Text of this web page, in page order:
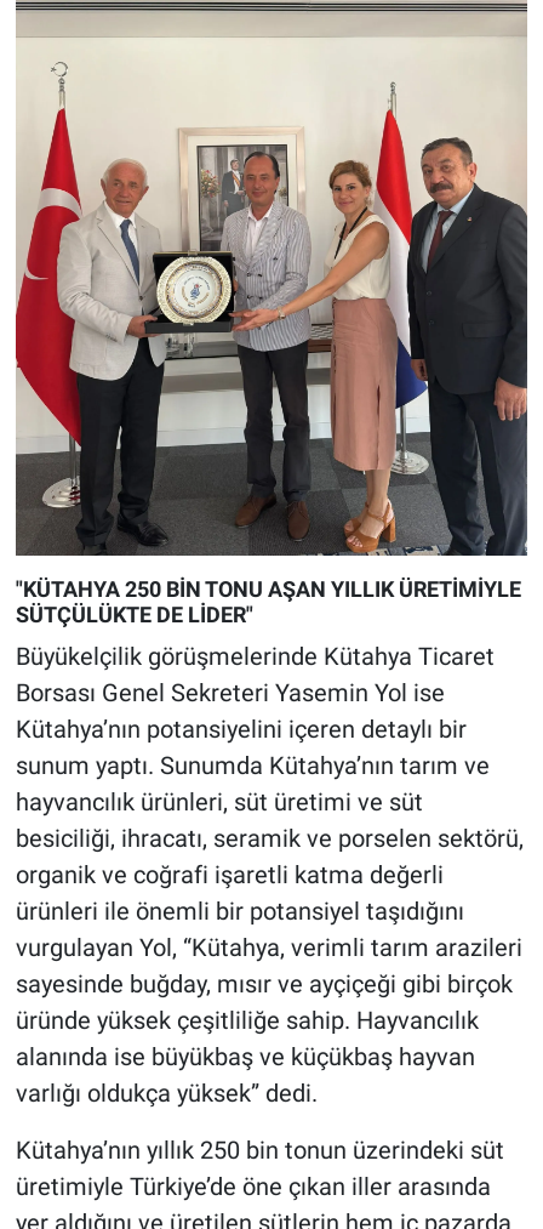
"KÜTAHYA 250 BİN TONU AŞAN YILLIK ÜRETİMİYLE
SÜTÇÜLÜKTE DE LİDER"
Büyükelçilik görüşmelerinde Kütahya Ticaret
Borsası Genel Sekreteri Yasemin Yol ise
Kütahya’nın potansiyelini içeren detaylı bir
sunum yaptı. Sunumda Kütahya’nın tarım ve
hayvancılık ürünleri, süt üretimi ve süt
besiciliği, ihracatı, seramik ve porselen sektörü,
organik ve coğrafi işaretli katma değerli
ürünleri ile önemli bir potansiyel taşıdığını
vurgulayan Yol, “Kütahya, verimli tarım arazileri
sayesinde buğday, mısır ve ayçiçeği gibi birçok
üründe yüksek çeşitliliğe sahip. Hayvancılık
alanında ise büyükbaş ve küçükbaş hayvan
varlığı oldukça yüksek” dedi.
Kütahya’nın yıllık 250 bin tonun üzerindeki süt
üretimiyle Türkiye’de öne çıkan iller arasında
yer aldığını ve üretilen sütlerin hem iç pazarda